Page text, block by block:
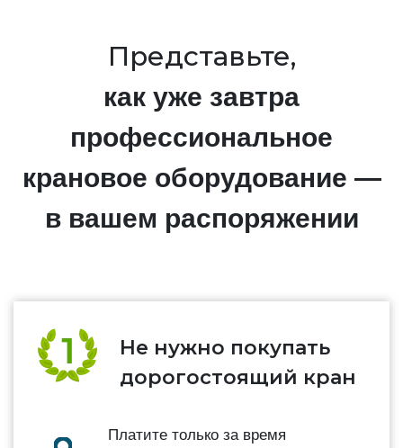
Представьте,
как уже завтра
профессиональное
крановое оборудование —
в вашем распоряжении
Не нужно покупать
дорогостоящий кран
Платите только за время